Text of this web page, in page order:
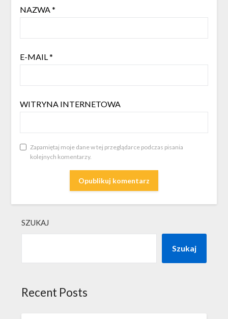
NAZWA*
E-MAIL*
WITRYNA INTERNETOWA
Zapamiętaj moje dane w tej przeglądarce podczas pisania
kolejnych komentarzy.
SZUKAJ
Szukaj
Recent Posts